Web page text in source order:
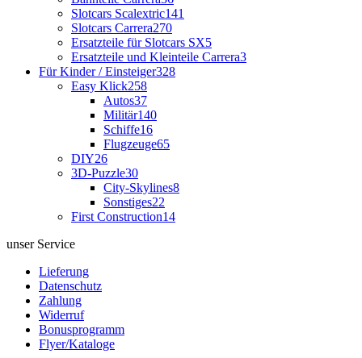
Slotcars Scalextric141
Slotcars Carrera270
Ersatzteile für Slotcars SX5
Ersatzteile und Kleinteile Carrera3
Für Kinder / Einsteiger328
Easy Klick258
Autos37
Militär140
Schiffe16
Flugzeuge65
DIY26
3D-Puzzle30
City-Skylines8
Sonstiges22
First Construction14
unser Service
Lieferung
Datenschutz
Zahlung
Widerruf
Bonusprogramm
Flyer/Kataloge